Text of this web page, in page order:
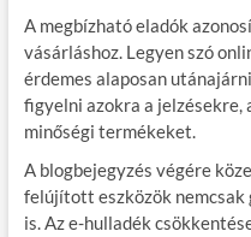
A megbízható eladók
vásárláshoz. Legyen szó
érdemes alaposan
figyelni azokra a
minőségi termékeket.
A blogbejegyzés végére
felújított eszközök nemcsak
is. Az e-hulladék